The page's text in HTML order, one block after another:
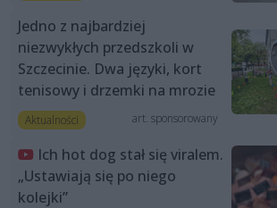
Jedno z najbardziej
niezwykłych przedszkoli w
Szczecinie. Dwa języki, kort
tenisowy i drzemki na mrozie
Aktualności art. sponsorowany
Ich hot dog stał się viralem.
„Ustawiają się po niego
kolejki”